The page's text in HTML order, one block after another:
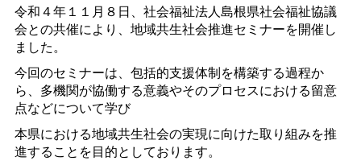
令和４年１１月８日、社会福祉法人島根県社会福祉協議
会との共催により、地域共生社会推進セミナーを開催し
ました。
今回のセミナーは、包括的支援体制を構築する過程か
ら、多機関が協働する意義やそのプロセスにおける留意
点などについて学び
本県における地域共生社会の実現に向けた取り組みを推
進することを目的としております。